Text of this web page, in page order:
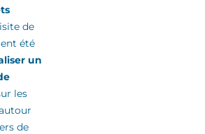
de
été
un
les
de